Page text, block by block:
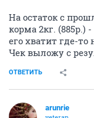
На остаток с
корма 2кг.
его хватит где-то
Чек выложу с
ОТВЕТИТЬ
arunrie